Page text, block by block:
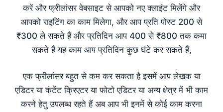
करें और फ्रीलांसर वेबसाइट से आपको नए क्लाइंट मिलेंगे और
आपको राइटिंग का काम मिलेगा, और आप प्रति पोस्ट 200 से
₹300 ले सकते हैं और प्रतिदिन आप 400 से ₹800 तक कमा
सकते हैं यह काम आप प्रतिदिन कुछ घंटे कर सकते हैं,
एक फ्रीलांसर बहुत से कम कर सकता है इसमें आप लेखक या
एडिटर या कंटेंट क्रिएटर या फोटो एडिटर या अन्य क्षेत्र में भी काम
करने हेतु उपलब्ध रहते हैं अब आप भी इनमें से कोई काम करना